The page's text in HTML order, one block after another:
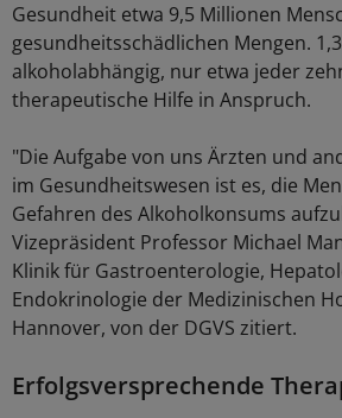
Gesundheit etwa 9,5 Millionen
gesundheitsschädlichen Mengen.
alkoholabhängig, nur etwa jeder
therapeutische Hilfe in Anspruch.
"Die Aufgabe von uns Ärzten und
im Gesundheitswesen ist es, die
Gefahren des Alkoholkonsums
Vizepräsident Professor Michael
Klinik für Gastroenterologie,
Endokrinologie der Medizinischen
Hannover, von der DGVS zitiert.
Erfolgsversprechende